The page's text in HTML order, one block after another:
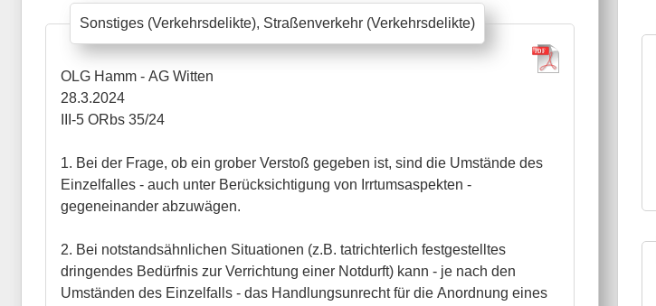
Sonstiges (Verkehrsdelikte), Straßenverkehr (Verkehrsdelikte)
OLG Hamm - AG Witten
28.3.2024
III-5 ORbs 35/24
1. Bei der Frage, ob ein grober Verstoß gegeben ist, sind die Umstände des
Einzelfalles - auch unter Berücksichtigung von Irrtumsaspekten -
gegeneinander abzuwägen.
2. Bei notstandsähnlichen Situationen (z.B. tatrichterlich festgestelltes
dringendes Bedürfnis zur Verrichtung einer Notdurft) kann - je nach den
Umständen des Einzelfalls - das Handlungsunrecht für die Anordnung eines